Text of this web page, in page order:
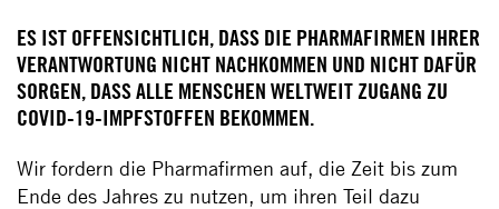
ES IST OFFENSICHTLICH, DASS DIE PHARMAFIRMEN IHRER
VERANTWORTUNG NICHT NACHKOMMEN UND NICHT DAFÜR
SORGEN, DASS ALLE MENSCHEN WELTWEIT ZUGANG ZU
COVID-19-IMPFSTOFFEN BEKOMMEN.
Wir fordern die Pharmafirmen auf, die Zeit bis zum
Ende des Jahres zu nutzen, um ihren Teil dazu